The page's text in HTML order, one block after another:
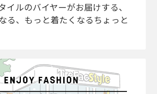
イルのバイヤーがお届けする、
る、もっと着たくなるちょっと